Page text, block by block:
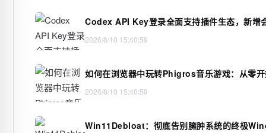
Codex API Key登录全面支持插件生态，新增
2026/8/10 15:40:59
如何在浏览器中玩转Phigros音乐游戏：从零
2026/8/10 15:40:59
Win11Debloat：彻底告别臃肿系统的终极